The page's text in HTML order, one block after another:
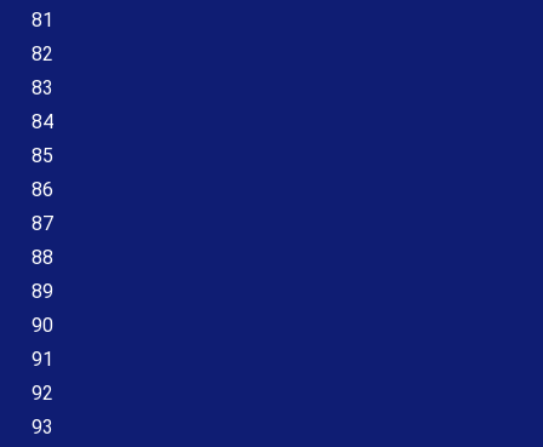
81
82
83
84
85
86
87
88
89
90
91
92
93